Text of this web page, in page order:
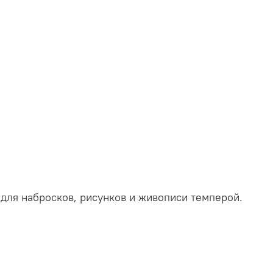
набросков, рисунков и живописи темперой.